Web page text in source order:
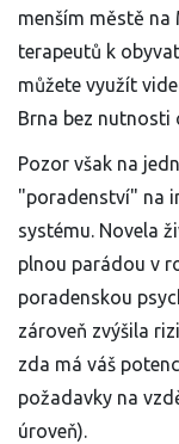
menším městě na
terapeutů k
můžete využít
Brna bez nutnosti
Pozor však na
"poradenství" na
systému. Novela
plnou parádou v
poradenskou
zároveň zvýšila
zda má váš
požadavky na
úroveň).